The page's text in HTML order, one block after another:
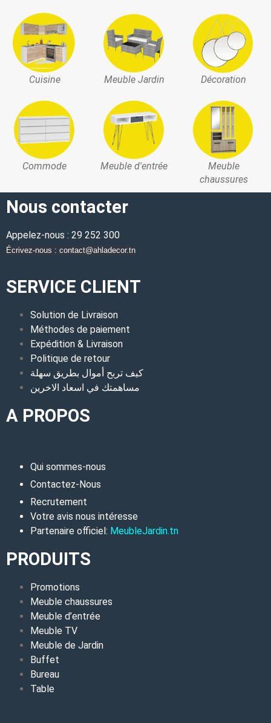
Cuisine Meuble Jardin Décoration
Commode Meuble d'entrée
Meuble
chaussures
Nous contacter
Appelez-nous : 29 252 300
Écrivez-nous : contact@ahladecor.tn
SERVICE CLIENT
Solution de Livraison
Méthodes de paiement
Expédition & Livraison
Politique de retour
كيف تربح أموال بطريق سهلة
مساهمتك في اسعاد الاخرين
A PROPOS
Qui sommes-nous
Contactez-Nous
Recrutement
Votre avis nous intéresse
Partenaire officiel: MeubleJardin.tn
PRODUITS
Promotions
Meuble chaussures
Meuble d’entrée
Meuble TV
Meuble de Jardin
Buffet
Bureau
Table